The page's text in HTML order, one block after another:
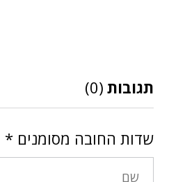
תגובות (0)
שדות החובה מסומנים *